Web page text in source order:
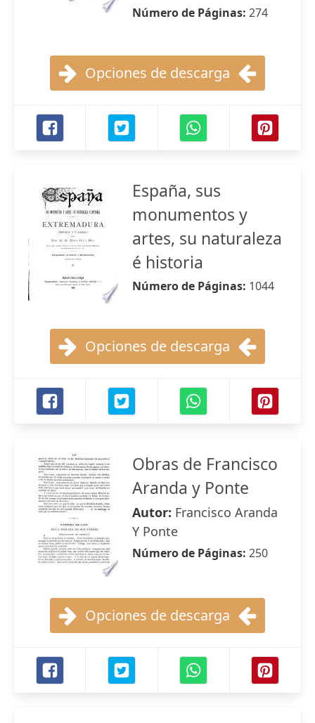
Número de Páginas: 274
Opciones de descarga
España, sus
monumentos y
artes, su naturaleza
é historia
Número de Páginas: 1044
Opciones de descarga
Obras de Francisco
Aranda y Ponte
Autor: Francisco Aranda
Y Ponte
Número de Páginas: 250
Opciones de descarga